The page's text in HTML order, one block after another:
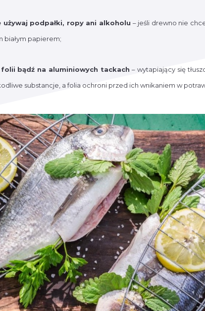
podpałki, ropy ani alkoholu – jeśli drewno nie
białym papierem;
bądź na aluminiowych tackach – wytapiający się
substancje, a folia ochroni przed ich wnikaniem w